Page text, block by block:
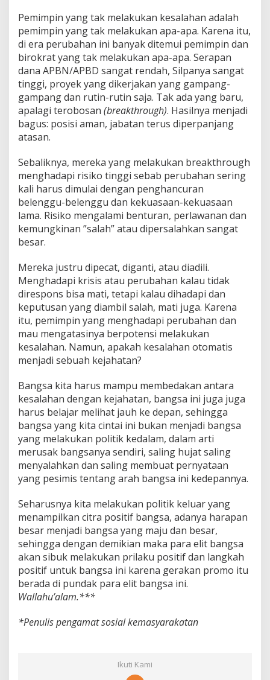
Pemimpin yang tak melakukan kesalahan adalah
pemimpin yang tak melakukan apa-apa. Karena itu,
di era perubahan ini banyak ditemui pemimpin dan
birokrat yang tak melakukan apa-apa. Serapan
dana APBN/APBD sangat rendah, Silpanya sangat
tinggi, proyek yang dikerjakan yang gampang-
gampang dan rutin-rutin saja. Tak ada yang baru,
apalagi terobosan (breakthrough). Hasilnya menjadi
bagus: posisi aman, jabatan terus diperpanjang
atasan.
Sebaliknya, mereka yang melakukan breakthrough
menghadapi risiko tinggi sebab perubahan sering
kali harus dimulai dengan penghancuran
belenggu-belenggu dan kekuasaan-kekuasaan
lama. Risiko mengalami benturan, perlawanan dan
kemungkinan ”salah” atau dipersalahkan sangat
besar.
Mereka justru dipecat, diganti, atau diadili.
Menghadapi krisis atau perubahan kalau tidak
direspons bisa mati, tetapi kalau dihadapi dan
keputusan yang diambil salah, mati juga. Karena
itu, pemimpin yang menghadapi perubahan dan
mau mengatasinya berpotensi melakukan
kesalahan. Namun, apakah kesalahan otomatis
menjadi sebuah kejahatan?
Bangsa kita harus mampu membedakan antara
kesalahan dengan kejahatan, bangsa ini juga juga
harus belajar melihat jauh ke depan, sehingga
bangsa yang kita cintai ini bukan menjadi bangsa
yang melakukan politik kedalam, dalam arti
merusak bangsanya sendiri, saling hujat saling
menyalahkan dan saling membuat pernyataan
yang pesimis tentang arah bangsa ini kedepannya.
Seharusnya kita melakukan politik keluar yang
menampilkan citra positif bangsa, adanya harapan
besar menjadi bangsa yang maju dan besar,
sehingga dengan demikian maka para elit bangsa
akan sibuk melakukan prilaku positif dan langkah
positif untuk bangsa ini karena gerakan promo itu
berada di pundak para elit bangsa ini.
Wallahu’alam.***
*Penulis pengamat sosial kemasyarakatan
Ikuti Kami